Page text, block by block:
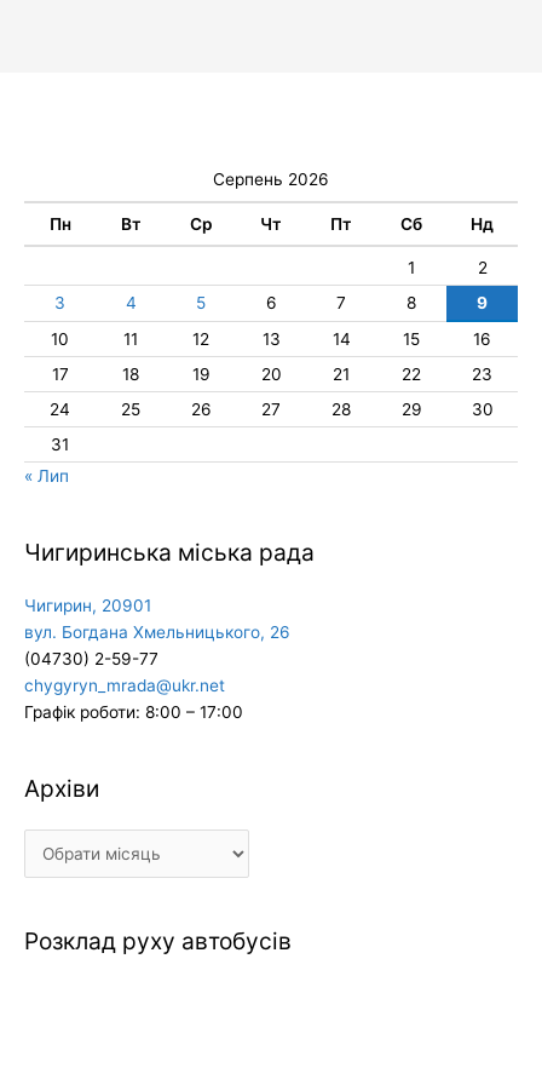
Серпень 2026
Пн Вт Ср Чт Пт Сб Нд
1
2
3
4 5 6 7 8
9
10
11 12 13 14 15
16
17
18 19 20 21 22
23
24
25 26 27 28 29
30
31
« Лип
Чигиринська міська рада
Чигирин, 20901
вул. Богдана Хмельницького, 26
(04730) 2-59-77
chygyryn_mrada@ukr.net
Графік роботи: 8:00 – 17:00
Архіви
Архіви
Розклад руху автобусів